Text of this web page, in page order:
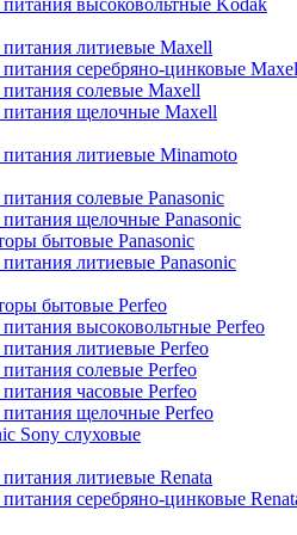
высоковольтные Kodak
литиевые Maxell
серебряно-цинковые
солевые Maxell
щелочные Maxell
литиевые Minamoto
солевые Panasonic
щелочные Panasonic
бытовые Panasonic
литиевые Panasonic
бытовые Perfeo
высоковольтные Perfeo
литиевые Perfeo
солевые Perfeo
часовые Perfeo
щелочные Perfeo
Sony слуховые
литиевые Renata
серебряно-цинковые